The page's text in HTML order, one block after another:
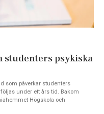
studenters psykiska
som påverkar studenters
under ett års tid. Bakom
Högskola och